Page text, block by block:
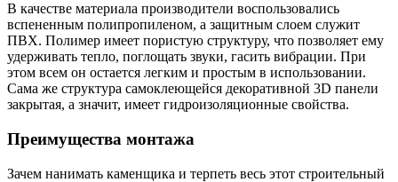
В качестве материала производители воспользовались
вспененным полипропиленом, а защитным слоем служит
ПВХ. Полимер имеет пористую структуру, что позволяет ему
удерживать тепло, поглощать звуки, гасить вибрации. При
этом всем он остается легким и простым в использовании.
Сама же структура самоклеющейся декоративной 3D панели
закрытая, а значит, имеет гидроизоляционные свойства.
Преимущества монтажа
Зачем нанимать каменщика и терпеть весь этот строительный